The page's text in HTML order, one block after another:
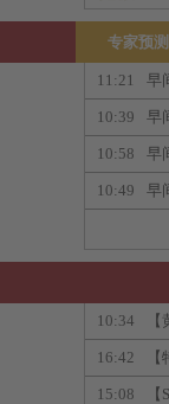
专家预测
11:21 早
10:39 早
10:58 早
10:49 早
10:34
16:42
15:08